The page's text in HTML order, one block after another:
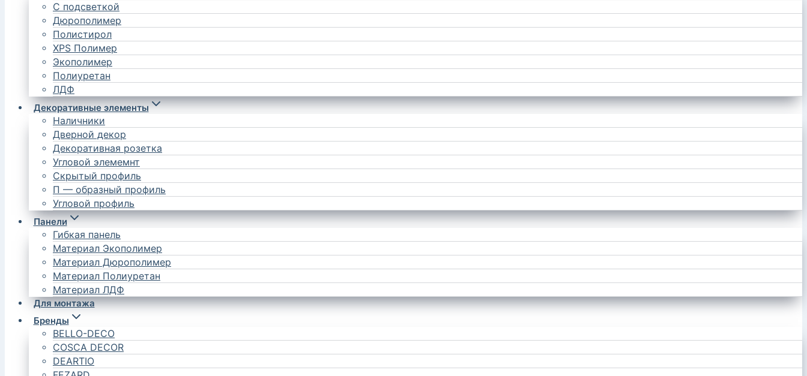
С подсветкой
Дюрополимер
Полистирол
XPS Полимер
Экополимер
Полиуретан
ЛДФ
Декоративные элементы
Наличники
Дверной декор
Декоративная розетка
Угловой элемемнт
Скрытый профиль
П — образный профиль
Угловой профиль
Панели
Гибкая панель
Материал Экополимер
Материал Дюрополимер
Материал Полиуретан
Материал ЛДФ
Для монтажа
Бренды
BELLO-DECO
COSCA DECOR
DEARTIO